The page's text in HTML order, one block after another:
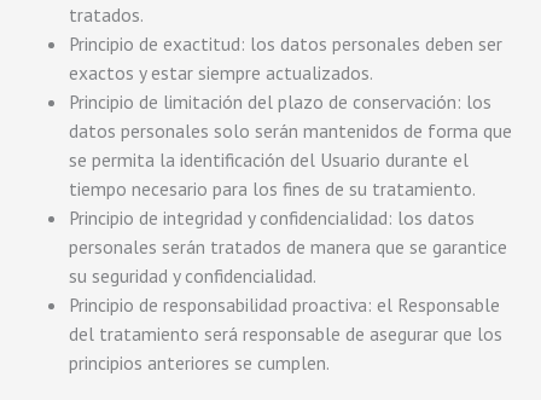
tratados.
Principio de exactitud: los datos personales deben ser
exactos y estar siempre actualizados.
Principio de limitación del plazo de conservación: los
datos personales solo serán mantenidos de forma que
se permita la identificación del Usuario durante el
tiempo necesario para los fines de su tratamiento.
Principio de integridad y confidencialidad: los datos
personales serán tratados de manera que se garantice
su seguridad y confidencialidad.
Principio de responsabilidad proactiva: el Responsable
del tratamiento será responsable de asegurar que los
principios anteriores se cumplen.